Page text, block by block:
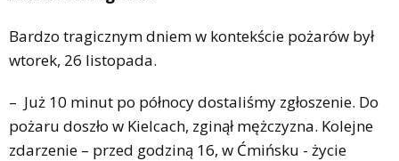
Bardzo tragicznym dniem w kontekście pożarów był
wtorek, 26 listopada.
– Już 10 minut po północy dostaliśmy zgłoszenie. Do
pożaru doszło w Kielcach, zginął mężczyzna. Kolejne
zdarzenie – przed godziną 16, w Ćmińsku - życie